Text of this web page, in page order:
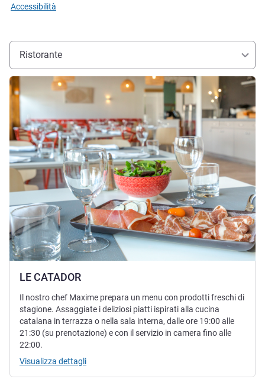
Accessibilità
Ristorante
LE CATADOR
Visualizza dettagli
Il nostro chef Maxime prepara un menu con prodotti freschi di
stagione. Assaggiate i deliziosi piatti ispirati alla cucina
catalana in terrazza o nella sala interna, dalle ore 19:00 alle
21:30 (su prenotazione) e con il servizio in camera fino alle
22:00.
Visualizza dettagli